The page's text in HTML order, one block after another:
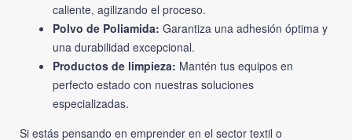
caliente, agilizando el proceso.
Polvo de Poliamida: Garantiza una adhesión óptima y
una durabilidad excepcional.
Productos de limpieza: Mantén tus equipos en
perfecto estado con nuestras soluciones
especializadas.
Si estás pensando en emprender en el sector textil o